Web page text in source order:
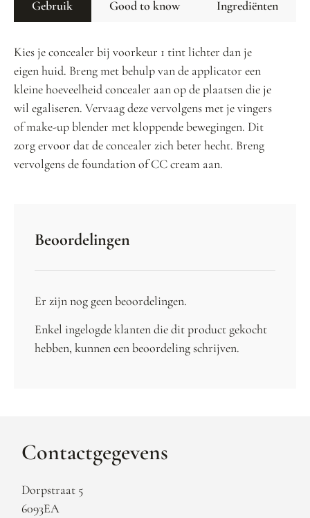
Gebruik Good to know Ingrediënten
Kies je concealer bij voorkeur 1 tint lichter dan je
eigen huid. Breng met behulp van de applicator een
kleine hoeveelheid concealer aan op de plaatsen die je
wil egaliseren. Vervaag deze vervolgens met je vingers
of make-up blender met kloppende bewegingen. Dit
zorg ervoor dat de concealer zich beter hecht. Breng
vervolgens de foundation of CC cream aan.
Beoordelingen
Er zijn nog geen beoordelingen.
Enkel ingelogde klanten die dit product gekocht
hebben, kunnen een beoordeling schrijven.
Contactgegevens
Dorpstraat 5
6093EA